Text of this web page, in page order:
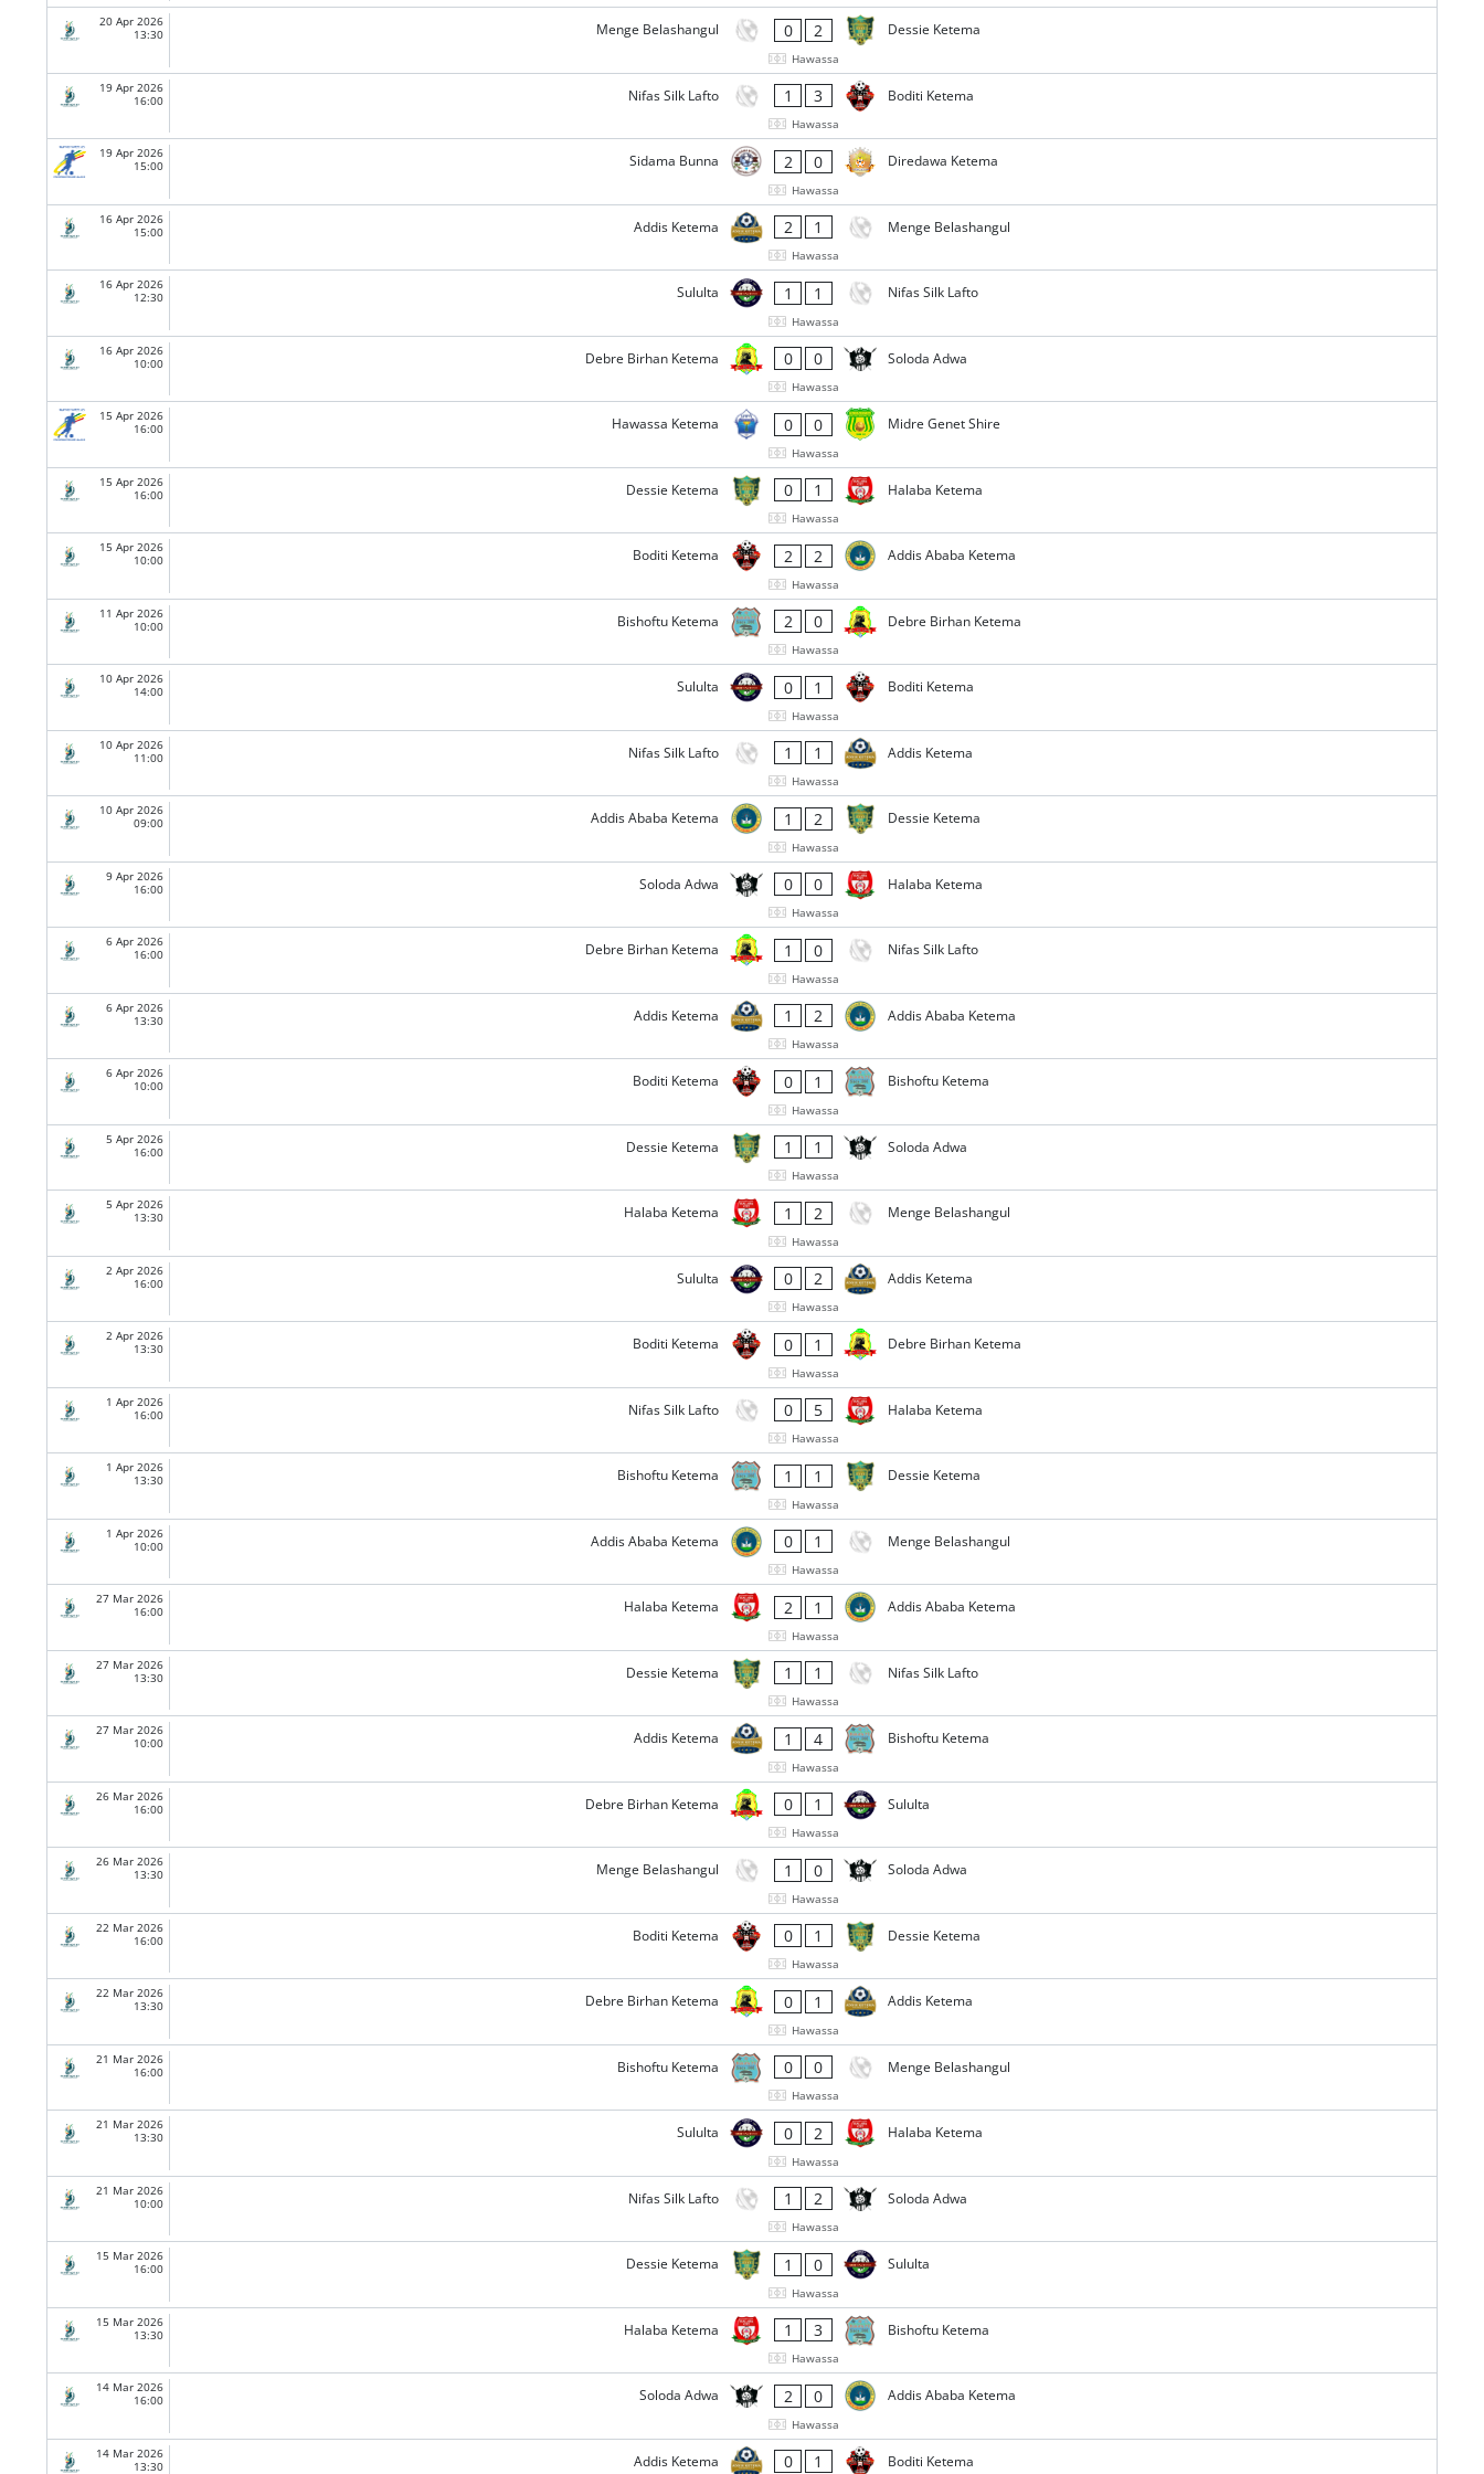
20 Apr 2026
13:30
Menge Belashangul 0 2 Dessie Ketema
Hawassa
19 Apr 2026
16:00
Nifas Silk Lafto 1 3 Boditi Ketema
Hawassa
19 Apr 2026
15:00
Sidama Bunna 2 0 Diredawa Ketema
Hawassa
16 Apr 2026
15:00
Addis Ketema 2 1 Menge Belashangul
Hawassa
16 Apr 2026
12:30
Sululta 1 1 Nifas Silk Lafto
Hawassa
16 Apr 2026
10:00
Debre Birhan Ketema 0 0 Soloda Adwa
Hawassa
15 Apr 2026
16:00
Hawassa Ketema 0 0 Midre Genet Shire
Hawassa
15 Apr 2026
16:00
Dessie Ketema 0 1 Halaba Ketema
Hawassa
15 Apr 2026
10:00
Boditi Ketema 2 2 Addis Ababa Ketema
Hawassa
11 Apr 2026
10:00
Bishoftu Ketema 2 0 Debre Birhan Ketema
Hawassa
10 Apr 2026
14:00
Sululta 0 1 Boditi Ketema
Hawassa
10 Apr 2026
11:00
Nifas Silk Lafto 1 1 Addis Ketema
Hawassa
10 Apr 2026
09:00
Addis Ababa Ketema 1 2 Dessie Ketema
Hawassa
9 Apr 2026
16:00
Soloda Adwa 0 0 Halaba Ketema
Hawassa
6 Apr 2026
16:00
Debre Birhan Ketema 1 0 Nifas Silk Lafto
Hawassa
6 Apr 2026
13:30
Addis Ketema 1 2 Addis Ababa Ketema
Hawassa
6 Apr 2026
10:00
Boditi Ketema 0 1 Bishoftu Ketema
Hawassa
5 Apr 2026
16:00
Dessie Ketema 1 1 Soloda Adwa
Hawassa
5 Apr 2026
13:30
Halaba Ketema 1 2 Menge Belashangul
Hawassa
2 Apr 2026
16:00
Sululta 0 2 Addis Ketema
Hawassa
2 Apr 2026
13:30
Boditi Ketema 0 1 Debre Birhan Ketema
Hawassa
1 Apr 2026
16:00
Nifas Silk Lafto 0 5 Halaba Ketema
Hawassa
1 Apr 2026
13:30
Bishoftu Ketema 1 1 Dessie Ketema
Hawassa
1 Apr 2026
10:00
Addis Ababa Ketema 0 1 Menge Belashangul
Hawassa
27 Mar 2026
16:00
Halaba Ketema 2 1 Addis Ababa Ketema
Hawassa
27 Mar 2026
13:30
Dessie Ketema 1 1 Nifas Silk Lafto
Hawassa
27 Mar 2026
10:00
Addis Ketema 1 4 Bishoftu Ketema
Hawassa
26 Mar 2026
16:00
Debre Birhan Ketema 0 1 Sululta
Hawassa
26 Mar 2026
13:30
Menge Belashangul 1 0 Soloda Adwa
Hawassa
22 Mar 2026
16:00
Boditi Ketema 0 1 Dessie Ketema
Hawassa
22 Mar 2026
13:30
Debre Birhan Ketema 0 1 Addis Ketema
Hawassa
21 Mar 2026
16:00
Bishoftu Ketema 0 0 Menge Belashangul
Hawassa
21 Mar 2026
13:30
Sululta 0 2 Halaba Ketema
Hawassa
21 Mar 2026
10:00
Nifas Silk Lafto 1 2 Soloda Adwa
Hawassa
15 Mar 2026
16:00
Dessie Ketema 1 0 Sululta
Hawassa
15 Mar 2026
13:30
Halaba Ketema 1 3 Bishoftu Ketema
Hawassa
14 Mar 2026
16:00
Soloda Adwa 2 0 Addis Ababa Ketema
Hawassa
14 Mar 2026
13:30
Addis Ketema 0 1 Boditi Ketema